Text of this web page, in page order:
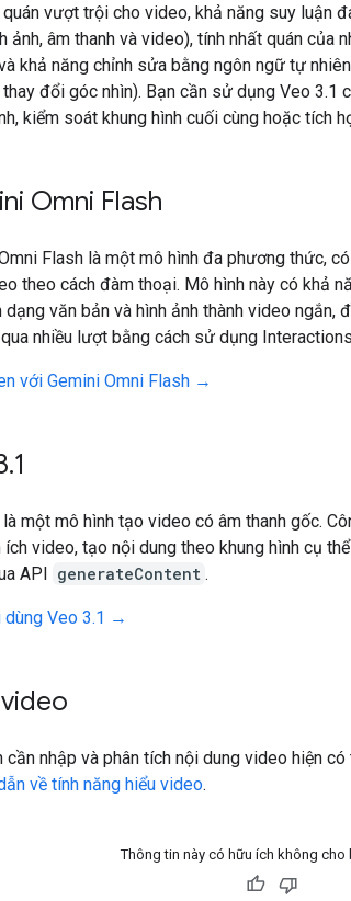
vượt trội cho video, khả năng suy luận
ảnh, âm thanh và video), tính nhất quán của
khả năng chỉnh sửa bằng ngôn ngữ tự
đổi góc nhìn). Bạn cần sử dụng Veo 3.1
kiểm soát khung hình cuối cùng hoặc tích
Omni Flash
Flash là một mô hình đa phương thức,
theo cách đàm thoại. Mô hình này có khả
dạng văn bản và hình ảnh thành video ngắn,
nhiều lượt bằng cách sử dụng
với Gemini Omni Flash →
.1
một mô hình tạo video có âm thanh gốc.
ích video, tạo nội dung theo khung hình cụ
API generateContent .
dùng Veo 3.1 →
cần nhập và phân tích nội dung video hiện
về tính năng hiểu video.
Thông tin này có hữu ích không cho